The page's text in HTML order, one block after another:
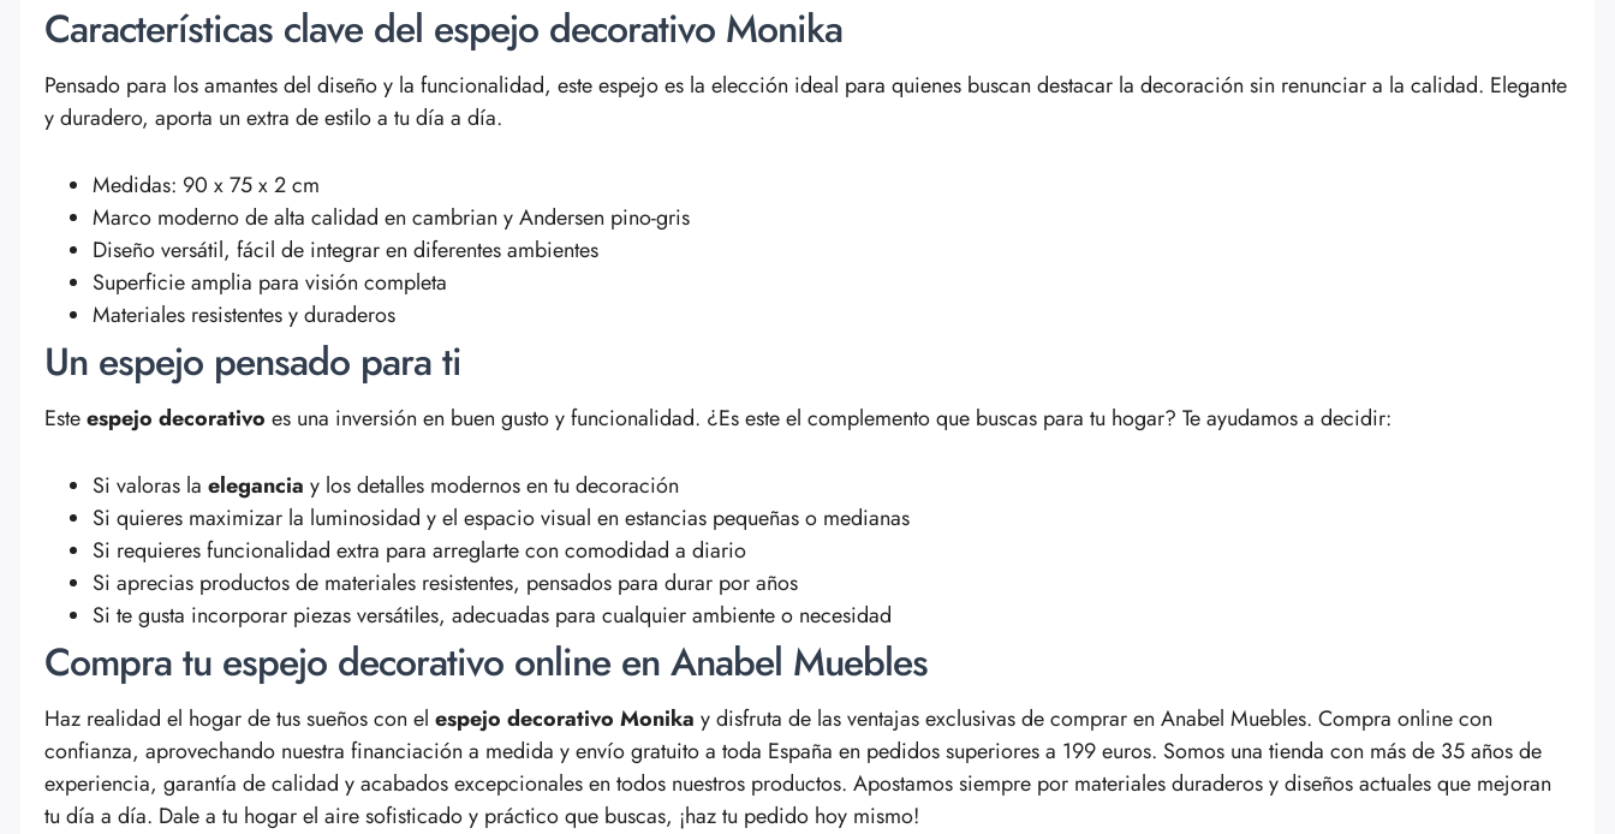
Características clave del espejo decorativo Monika
Pensado para los amantes del diseño y la funcionalidad, este espejo es la elección ideal para quienes buscan destacar la decoración sin renunciar a la calidad. Elegante
y duradero, aporta un extra de estilo a tu día a día.
Medidas: 90 x 75 x 2 cm
Marco moderno de alta calidad en cambrian y Andersen pino-gris
Diseño versátil, fácil de integrar en diferentes ambientes
Superficie amplia para visión completa
Materiales resistentes y duraderos
Un espejo pensado para ti
Esteespejo decorativo es una inversión en buen gusto y funcionalidad. ¿Es este el complemento que buscas para tu hogar? Te ayudamos a decidir:
Si valoras la elegancia y los detalles modernos en tu decoración
Si quieres maximizar la luminosidad y el espacio visual en estancias pequeñas o medianas
Si requieres funcionalidad extra para arreglarte con comodidad a diario
Si aprecias productos de materiales resistentes, pensados para durar por años
Si te gusta incorporar piezas versátiles, adecuadas para cualquier ambiente o necesidad
Compra tu espejo decorativo online en Anabel Muebles
Haz realidad el hogar de tus sueños con el espejo decorativo Monika y disfruta de las ventajas exclusivas de comprar en Anabel Muebles. Compra online con
confianza, aprovechando nuestra financiación a medida y envío gratuito a toda España en pedidos superiores a 199 euros. Somos una tienda con más de 35 años de
experiencia, garantía de calidad y acabados excepcionales en todos nuestros productos. Apostamos siempre por materiales duraderos y diseños actuales que mejoran
tu día a día. Dale a tu hogar el aire sofisticado y práctico que buscas, ¡haz tu pedido hoy mismo!